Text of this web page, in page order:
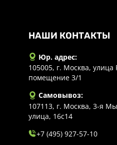
НАШИ КОНТАКТЫ
Юр. адрес:
105005, г. Москва, улица
помещение 3/1
Самовывоз:
107113, г. Москва, 3-я
улица, 16с14
+7 (495) 927-57-10